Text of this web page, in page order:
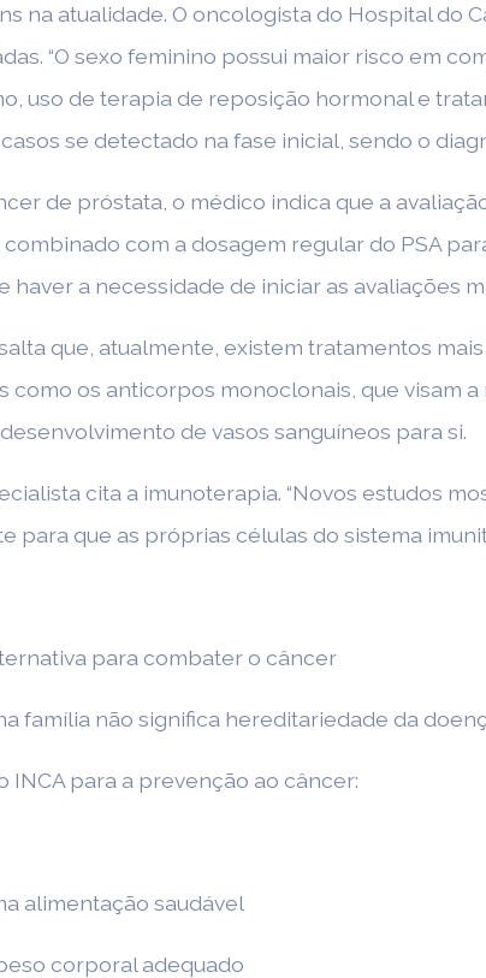
na atualidade. O oncologista do Hospital do
“O sexo feminino possui maior risco em
uso de terapia de reposição hormonal e
se detectado na fase inicial, sendo o
de próstata, o médico indica que a
com a dosagem regular do PSA
haver a necessidade de iniciar as avaliações
que, atualmente, existem tratamentos
como os anticorpos monoclonais, que visam
de vasos sanguíneos para si.
cita a imunoterapia. “Novos estudos
para que as próprias células do sistema
para combater o câncer
família não significa hereditariedade da
INCA para a prevenção ao câncer:
alimentação saudável
corporal adequado